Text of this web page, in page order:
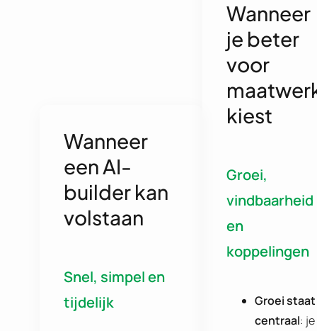
Wanneer
een AI-
builder kan
volstaan
Snel, simpel en
tijdelijk
Wanneer
je beter
voor
kiest
Groei,
vindbaarheid
en
koppelingen
Groei staat
centraal: je